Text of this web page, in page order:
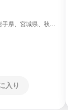
県、宮城県、秋田
宮崎県、鹿児島県、
入り